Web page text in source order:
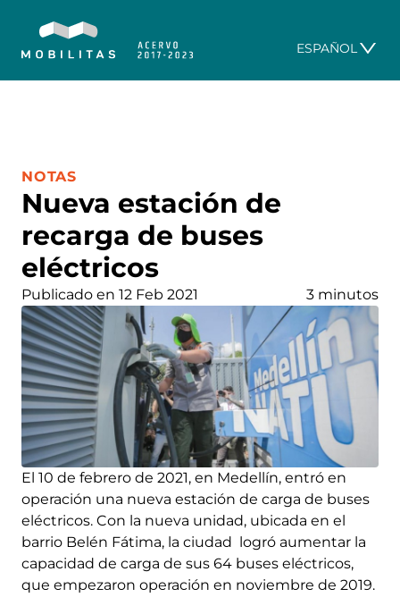
ESPAÑOL
Nueva estación de
recarga de buses
eléctricos
CATEGORÍA:
NOTAS
Publicado en 12 Feb 2021 3 minutos
El 10 de febrero de 2021, en Medellín, entró en
operación una nueva estación de carga de buses
eléctricos. Con la nueva unidad, ubicada en el
barrio Belén Fátima, la ciudad logró aumentar la
capacidad de carga de sus 64 buses eléctricos,
que empezaron operación en noviembre de 2019.